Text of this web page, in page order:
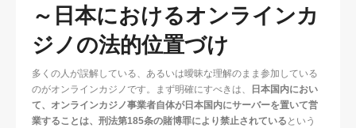
～日本におけるオンラインカ
ジノの法的位置づけ
多くの人が誤解している、あるいは曖昧な理解のまま参加している
のがオンラインカジノです。まず明確にすべきは、
日本国内におい
て、オンラインカジノ事業者自体が日本国内にサーバーを置いて営
業することは、刑法第185条の賭博罪により禁止されている という